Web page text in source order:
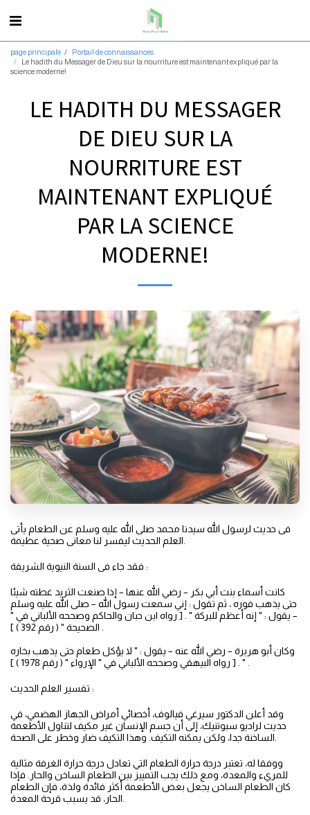
page principale
Portail de connaissances
Le hadith du Messager de Dieu sur la nourriture est maintenant expliqué par la
science moderne!
LE HADITH DU MESSAGER
DE DIEU SUR LA
NOURRITURE EST
MAINTENANT EXPLIQUÉ
PAR LA SCIENCE
MODERNE!
فى حديث لرسول الله سيدنا محمد صلى الله عليه وسلم عن الطعام يأتى
فقد جاء فى السنة النيوية الشريفة :
كانت أسماء بنت أبي بكر – رضي الله عنها – إذا صنعت الثريد غطته شيئا
حتى يذهب فوره ، ثم تقول : إني سمعت رسول الله – صلى الله عليه وسلم
– يقول : " إنه أعظم للبركة " . [ رواه ابن حبان والحاكم وصححه الألباني في "
وكان أبو هريرة – رضي الله عنه – يقول : " لا يؤكل طعام حتى يذهب بخاره
تفسير العلم الحديث :
وقد أعلن الدكتور سيرغي فيالوف، أخصائي أمراض الجهاز الهضمي، في
حديث لراديو سبوتنيك، إلى أن جسم الإنسان غير مكيف لتناول الأطعمة
ووفقا له، تعتبر درجة حرارة الطعام التي تعادل درجة حرارة الغرفة مثالية
للمريء والمعدة، ومع ذلك يجب التمييز بين الطعام الساخن والحار. فإذا
كان الطعام الساخن يجعل بعض الأطعمة أكثر فائدة ولذة، فإن الطعام